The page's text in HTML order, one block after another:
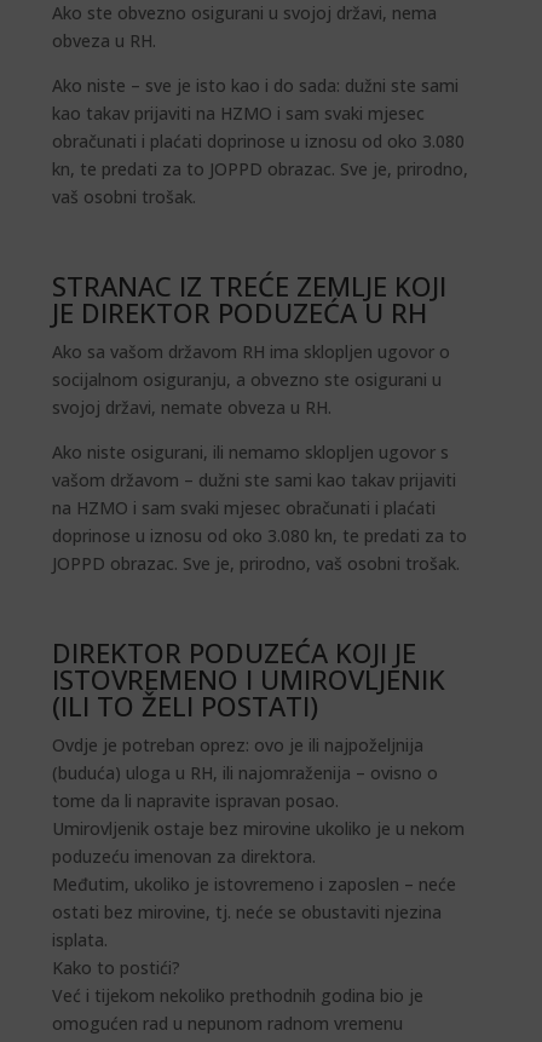
Ako ste obvezno osigurani u svojoj državi, nema
obveza u RH.
Ako niste – sve je isto kao i do sada: dužni ste sami
kao takav prijaviti na HZMO i sam svaki mjesec
obračunati i plaćati doprinose u iznosu od oko 3.080
kn, te predati za to JOPPD obrazac. Sve je, prirodno,
vaš osobni trošak.
STRANAC IZ TREĆE ZEMLJE KOJI
JE DIREKTOR PODUZEĆA U RH
Ako sa vašom državom RH ima sklopljen ugovor o
socijalnom osiguranju, a obvezno ste osigurani u
svojoj državi, nemate obveza u RH.
Ako niste osigurani, ili nemamo sklopljen ugovor s
vašom državom – dužni ste sami kao takav prijaviti
na HZMO i sam svaki mjesec obračunati i plaćati
doprinose u iznosu od oko 3.080 kn, te predati za to
JOPPD obrazac. Sve je, prirodno, vaš osobni trošak.
DIREKTOR PODUZEĆA KOJI JE
ISTOVREMENO I UMIROVLJENIK
(ILI TO ŽELI POSTATI)
Ovdje je potreban oprez: ovo je ili najpoželjnija
(buduća) uloga u RH, ili najomraženija – ovisno o
tome da li napravite ispravan posao.
Umirovljenik ostaje bez mirovine ukoliko je u nekom
poduzeću imenovan za direktora.
Međutim, ukoliko je istovremeno i zaposlen – neće
ostati bez mirovine, tj. neće se obustaviti njezina
isplata.
Kako to postići?
Već i tijekom nekoliko prethodnih godina bio je
omogućen rad u nepunom radnom vremenu